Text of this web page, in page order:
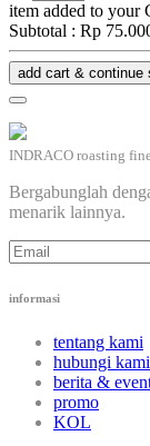
item added to your
Subtotal : Rp
INDRACO roasting
Bergabunglah
menarik lainnya.
informasi
tentang kami
hubungi kami
berita &
promo
KOL